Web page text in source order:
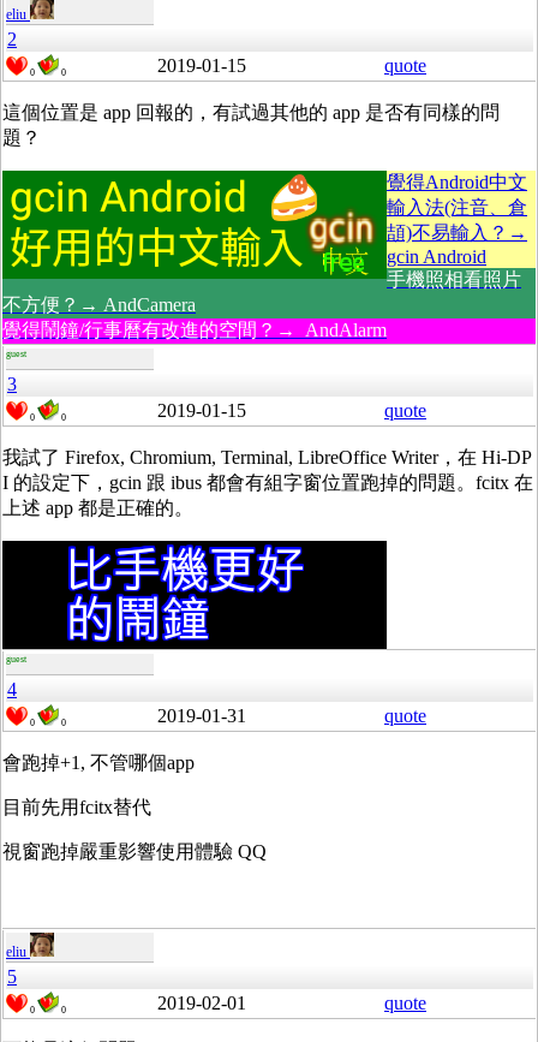
eliu
2
0 0 2019-01-15 quote
這個位置是 app 回報的，有試過其他的 app 是否有同樣的問
題？
覺得Android中文
輸入法(注音、倉
頡)不易輸入？→
gcin Android
手機照相看照片
不方便？→ AndCamera
覺得鬧鐘/行事曆有改進的空間？→ AndAlarm
guest
3
0 0 2019-01-15 quote
我試了 Firefox, Chromium, Terminal, LibreOffice Writer，在 Hi-DP
I 的設定下，gcin 跟 ibus 都會有組字窗位置跑掉的問題。fcitx 在
上述 app 都是正確的。
guest
4
0 0 2019-01-31 quote
會跑掉+1, 不管哪個app
目前先用fcitx替代
視窗跑掉嚴重影響使用體驗 QQ
eliu
5
0 0 2019-02-01 quote